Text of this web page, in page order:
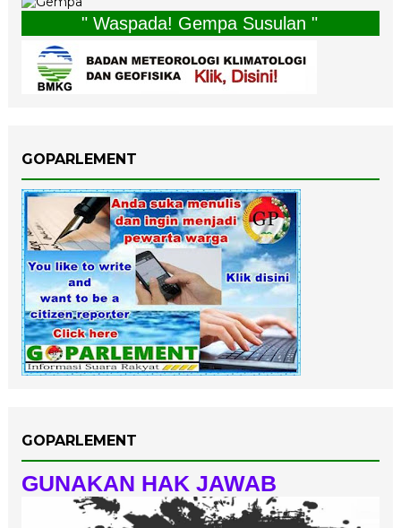
" Waspada! Gempa Susulan "
GOPARLEMENT
GOPARLEMENT
GUNAKAN HAK JAWAB